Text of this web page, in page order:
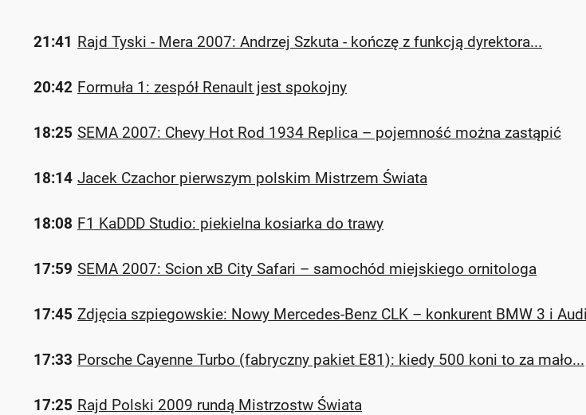
21:41 Rajd Tyski - Mera 2007: Andrzej Szkuta - kończę z funkcją dyrektora...
20:42 Formuła 1: zespół Renault jest spokojny
18:25 SEMA 2007: Chevy Hot Rod 1934 Replica – pojemność można zastąpić
18:14 Jacek Czachor pierwszym polskim Mistrzem Świata
18:08 F1 KaDDD Studio: piekielna kosiarka do trawy
17:59 SEMA 2007: Scion xB City Safari – samochód miejskiego ornitologa
17:45 Zdjęcia szpiegowskie: Nowy Mercedes-Benz CLK – konkurent BMW 3 i
17:33 Porsche Cayenne Turbo (fabryczny pakiet E81): kiedy 500 koni to za mało...
17:25 Rajd Polski 2009 rundą Mistrzostw Świata